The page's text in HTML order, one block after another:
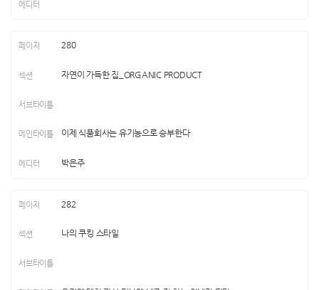
280
자연이 가득한 집_ORGANIC PRODUCT
이제 식품회사는 유기농으로 승부한다
박은주
282
나의 쿠킹 스타일